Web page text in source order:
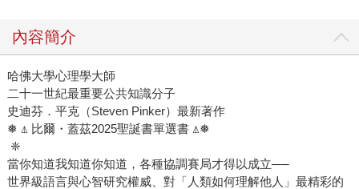
內容簡介
哈佛大學心理學大師
二十一世紀最重要公共知識分子
史迪芬．平克（Steven Pinker）最新著作
❅ ⍋ 比爾・蓋茲2025聖誕書單選書 ⍋❅
❈
當你知道我知道你知道，各種協調賽局才得以成立──
世界級語言與心智研究權威、對「人類如何理解他人」最精彩的